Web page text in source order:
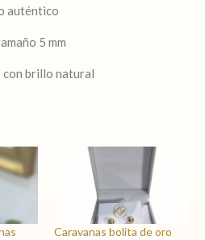
auténtico
5 mm
con brillo natural
Caravanas bolita de oro